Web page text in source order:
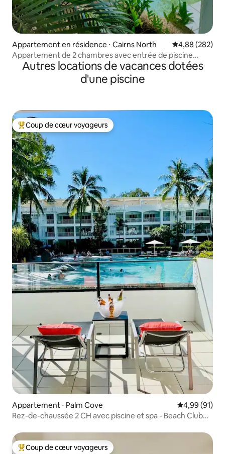
Appartement en résidence ⋅ Cairns North Évaluation
4,88 (282)
Appartement de 2 chambres avec entrée de piscine
depuis votre balcon
Autres locations de vacances dotées
d'une piscine
Coups de cœur voyageurs les plus appréciés
Coup de cœur voyageurs
Appartement ⋅ Palm Cove Évaluation
4,99 (91)
Rez-de-chaussée 2 CH avec piscine et spa - Beach Club
Coups de cœur voyageurs les plus appréciés
Coup de cœur voyageurs